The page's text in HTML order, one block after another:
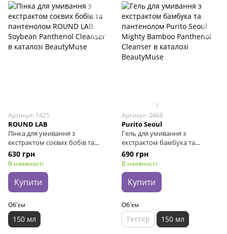
Артикул: 1425
ROUND LAB
Пінка для умивання з
екстрактом соєвих бобів та
пантенолом ROUND LAB
Soybean Panthenol Cleanser,
150 мл
630 грн
В наявності
Купити
Об'єм
150 мл
1
Артикул: 0468
Purito Seoul
Гель для умивання з
екстрактом бамбука та
пантенолом Purito Seoul
Mighty Bamboo Panthenol
Cleanser, 150 мл
690 грн
В наявності
Купити
Об'єм
Тестер 150 мл